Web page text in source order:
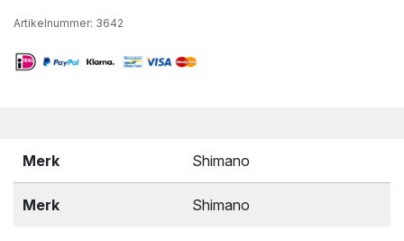
Artikelnummer: 3642
Merk Shimano
Merk Shimano